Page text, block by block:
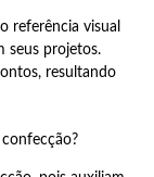
referência visual
seus projetos.
resultando